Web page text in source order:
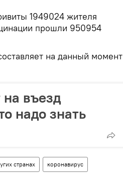
1949024 жителя
прошли 950954
на данный момент
въезд
надо знать
странах коронавирус